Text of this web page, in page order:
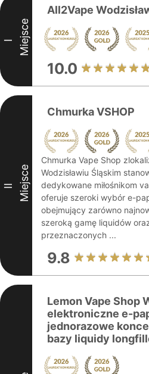
I Miejsce
All2Vape
10.0
II Miejsce
Chmurka VSHOP
Chmurka Vape Shop
Wodzisławiu Śląskim
dedykowane miłośnikom
oferuje szeroki wybór e-
obejmujący zarówno
szeroką gamę liquidów
przeznaczonych ...
9.8
Lemon Vape Shop
elektroniczne e-
jednorazowe
bazy liquidy